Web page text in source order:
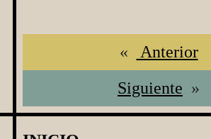
«
Anterior
Siguiente »